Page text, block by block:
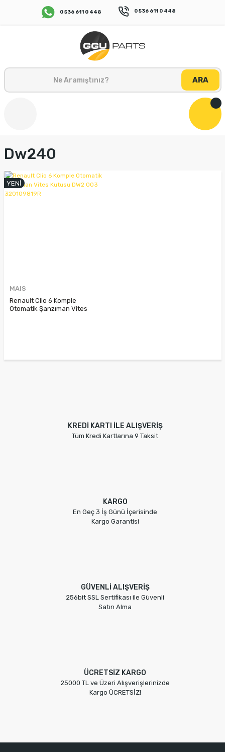
0 536 611 0 448 0 536 611 0 448
ARA
Dw240
YENİ
MAIS
Renault Clio 6 Komple
Otomatik Şanzıman Vites
KREDİ KARTI İLE ALIŞVERİŞ
Tüm Kredi Kartlarına 9 Taksit
KARGO
En Geç 3 İş Günü İçerisinde
Kargo Garantisi
GÜVENLİ ALIŞVERİŞ
256bit SSL Sertifikası ile Güvenli
Satın Alma
ÜCRETSİZ KARGO
25000 TL ve Üzeri Alışverişlerinizde
Kargo ÜCRETSİZ!